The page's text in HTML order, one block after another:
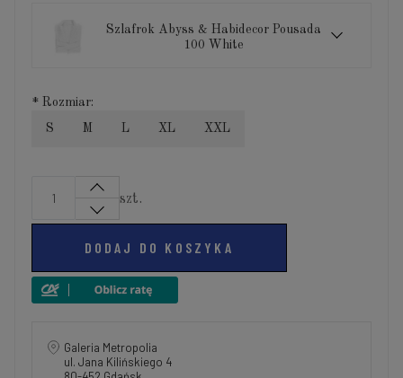
Szlafrok Abyss & Habidecor Pousada
100 White
* Rozmiar:
S M L XL XXL
szt.
DODAJ DO KOSZYKA
Galeria Metropolia
ul. Jana Kilińskiego 4